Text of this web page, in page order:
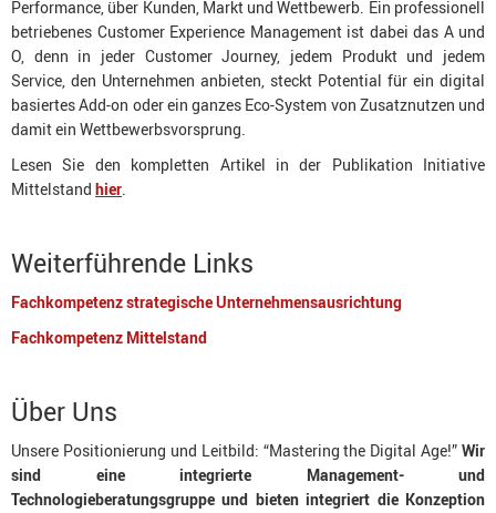
Performance, über Kunden, Markt und Wettbewerb. Ein professionell
betriebenes Customer Experience Management ist dabei das A und
O, denn in jeder Customer Journey, jedem Produkt und jedem
Service, den Unternehmen anbieten, steckt Potential für ein digital
basiertes Add-on oder ein ganzes Eco-System von Zusatznutzen und
damit ein Wettbewerbsvorsprung.
Lesen Sie den kompletten Artikel in der Publikation Initiative
Mittelstand hier.
Weiterführende Links
Fachkompetenz strategische Unternehmensausrichtung
Fachkompetenz Mittelstand
Über Uns
Unsere Positionierung und Leitbild: “Mastering the Digital Age!” Wir
sind eine integrierte Management- und
Technologieberatungsgruppe und bieten integriert die Konzeption